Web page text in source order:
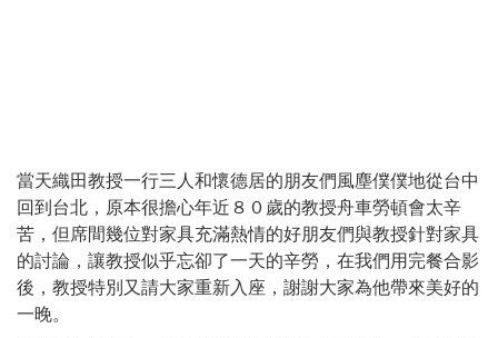
當天織田教授一行三人和懷德居的朋友們風塵僕僕地從台中
回到台北，原本很擔心年近８０歲的教授舟車勞頓會太辛
苦，但席間幾位對家具充滿熱情的好朋友們與教授針對家具
的討論，讓教授似乎忘卻了一天的辛勞，在我們用完餐合影
後，教授特別又請大家重新入座，謝謝大家為他帶來美好的
一晚。